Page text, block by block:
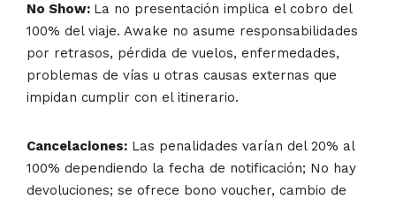
No Show: La no presentación implica el cobro del
100% del viaje. Awake no asume responsabilidades
por retrasos, pérdida de vuelos, enfermedades,
problemas de vías u otras causas externas que
impidan cumplir con el itinerario.
Cancelaciones: Las penalidades varían del 20% al
100% dependiendo la fecha de notificación; No hay
devoluciones; se ofrece bono voucher, cambio de